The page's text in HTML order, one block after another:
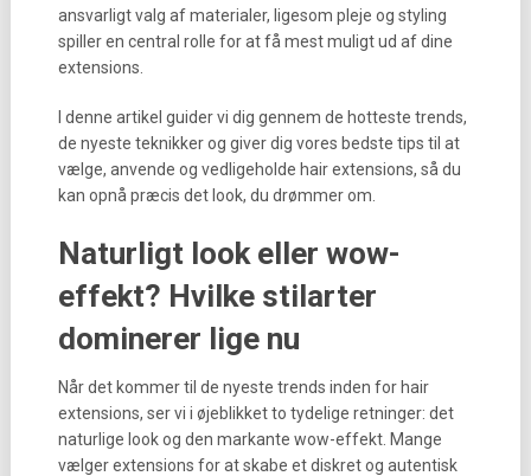
ansvarligt valg af materialer, ligesom pleje og styling
spiller en central rolle for at få mest muligt ud af dine
extensions.
I denne artikel guider vi dig gennem de hotteste trends,
de nyeste teknikker og giver dig vores bedste tips til at
vælge, anvende og vedligeholde hair extensions, så du
kan opnå præcis det look, du drømmer om.
Naturligt look eller wow-
effekt? Hvilke stilarter
dominerer lige nu
Når det kommer til de nyeste trends inden for hair
extensions, ser vi i øjeblikket to tydelige retninger: det
naturlige look og den markante wow-effekt. Mange
vælger extensions for at skabe et diskret og autentisk